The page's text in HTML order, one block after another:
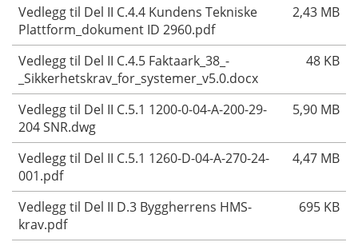
Vedlegg til Del II C.4.4 Kundens Tekniske
Plattform_dokument ID 2960.pdf
2,43 MB
Vedlegg til Del II C.4.5 Faktaark_38_-
_Sikkerhetskrav_for_systemer_v5.0.docx
48 KB
Vedlegg til Del II C.5.1 1200-0-04-A-200-29-
204 SNR.dwg
5,90 MB
Vedlegg til Del II C.5.1 1260-D-04-A-270-24-
001.pdf
4,47 MB
Vedlegg til Del II D.3 Byggherrens HMS-
krav.pdf
695 KB